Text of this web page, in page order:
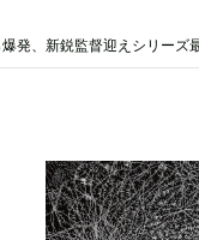
発、新鋭監督迎えシリーズ